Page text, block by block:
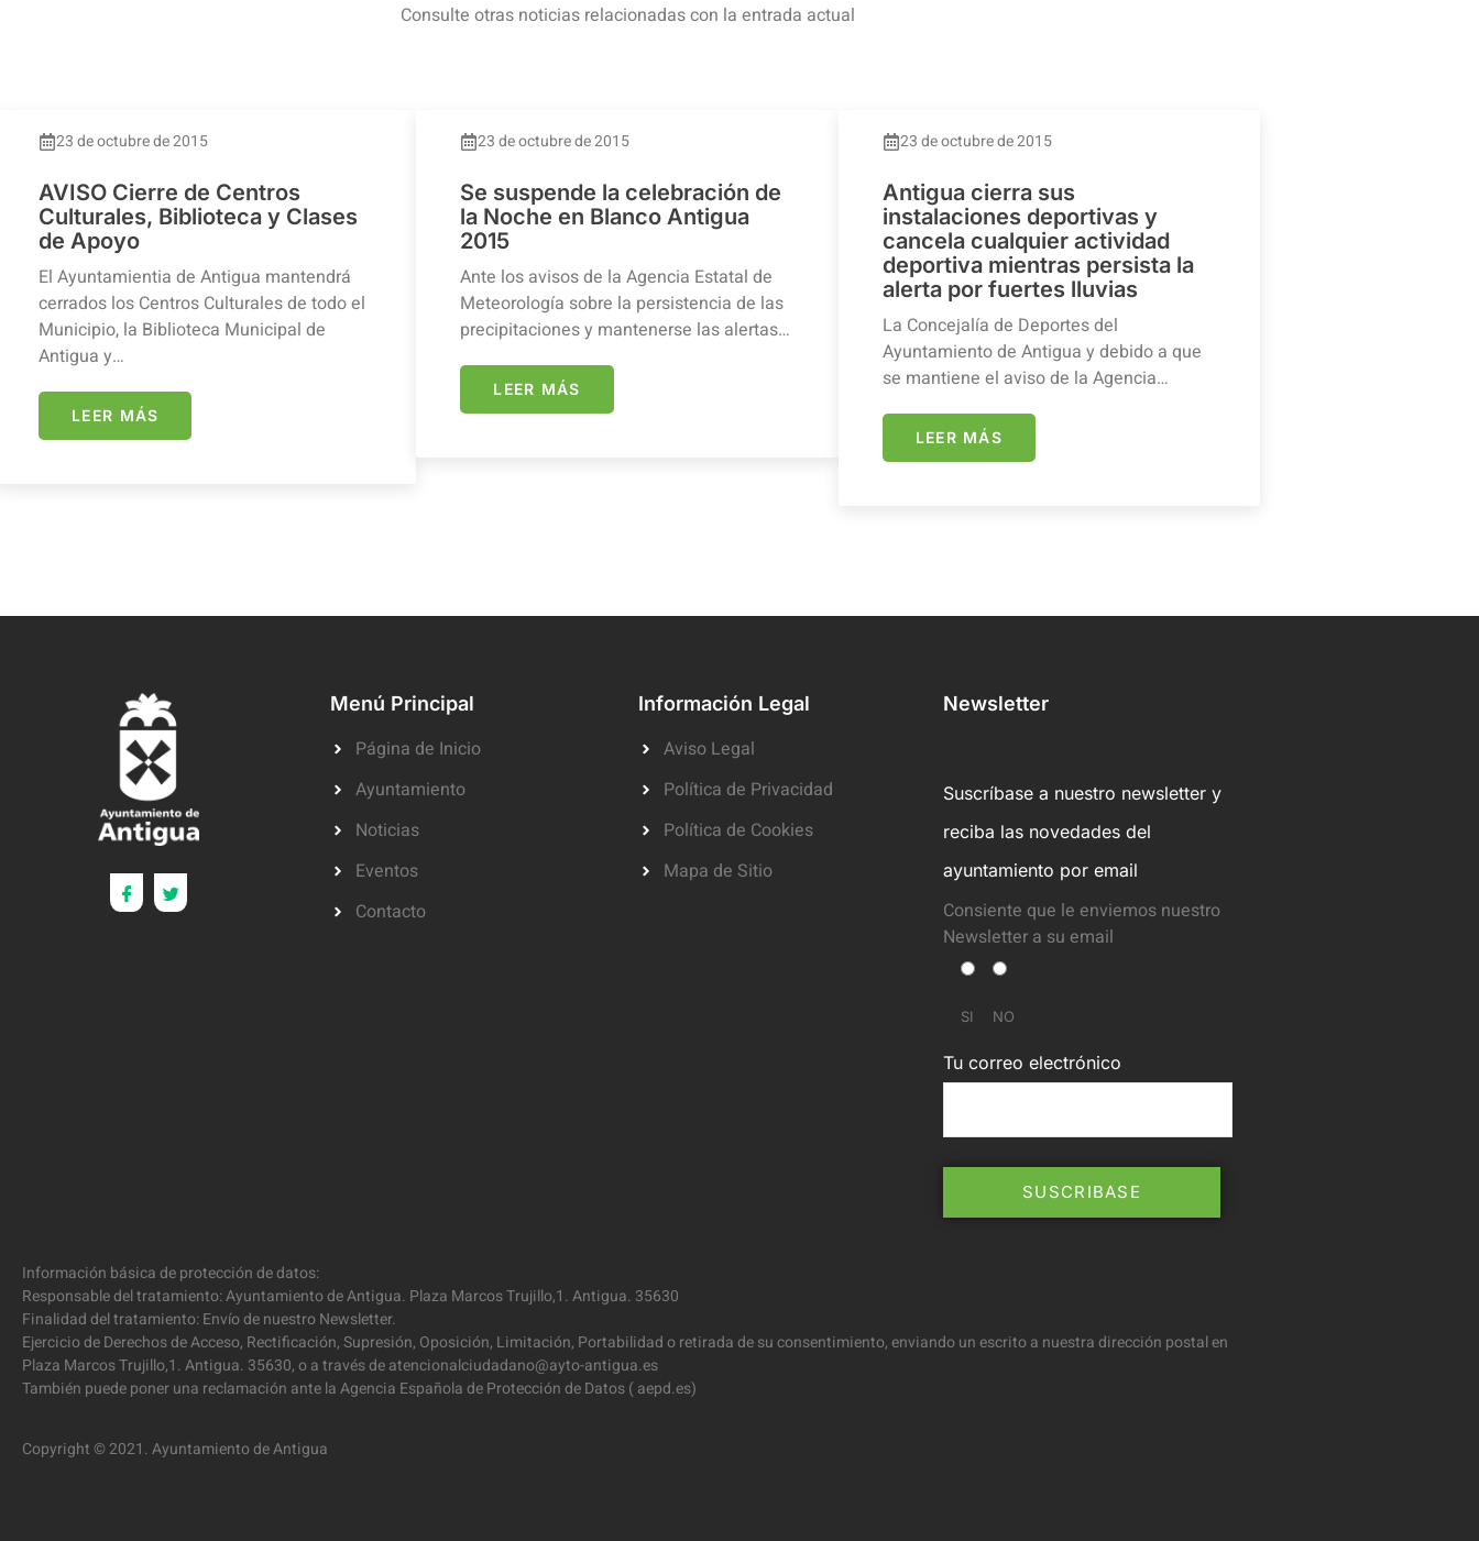
Consulte otras noticias relacionadas con la entrada actual
23 de octubre de 2015
AVISO Cierre de Centros
Culturales, Biblioteca y Clases
de Apoyo
El Ayuntamientia de Antigua mantendrá
cerrados los Centros Culturales de todo el
Municipio, la Biblioteca Municipal de
Antigua y…
LEER MÁS
23 de octubre de 2015
Se suspende la celebración de
la Noche en Blanco Antigua
2015
Ante los avisos de la Agencia Estatal de
Meteorología sobre la persistencia de las
precipitaciones y mantenerse las alertas…
LEER MÁS
23 de octubre de 2015
Antigua cierra sus
instalaciones deportivas y
cancela cualquier actividad
deportiva mientras persista la
alerta por fuertes lluvias
La Concejalía de Deportes del
Ayuntamiento de Antigua y debido a que
se mantiene el aviso de la Agencia…
LEER MÁS
Menú Principal
Página de Inicio
Ayuntamiento
Noticias
Eventos
Contacto
Información Legal
Aviso Legal
Política de Privacidad
Política de Cookies
Mapa de Sitio
Newsletter
Suscríbase a nuestro newsletter y
reciba las novedades del
ayuntamiento por email
Consiente que le enviemos nuestro
Newsletter a su email
SI NO
Tu correo electrónico
Información básica de protección de datos:
Responsable del tratamiento: Ayuntamiento de Antigua. Plaza Marcos Trujillo,1. Antigua. 35630
Finalidad del tratamiento: Envío de nuestro Newsletter.
Ejercicio de Derechos de Acceso, Rectificación, Supresión, Oposición, Limitación, Portabilidad o retirada de su consentimiento, enviando un escrito a nuestra dirección postal en
Plaza Marcos Trujillo,1. Antigua. 35630, o a través de atencionalciudadano@ayto-antigua.es
También puede poner una reclamación ante la Agencia Española de Protección de Datos ( aepd.es)
Copyright © 2021. Ayuntamiento de Antigua